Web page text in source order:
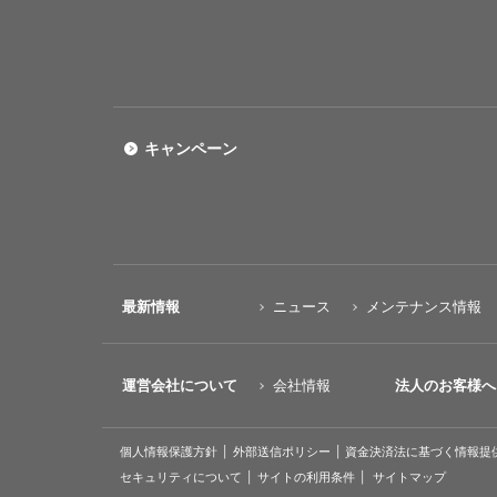
キャンペーン
最新情報 ニュース メンテナンス情報
運営会社について 会社情報 法人のお客様へ
個人情報保護方針 外部送信ポリシー 資金決済法に基づく情報提
セキュリティについて
サイトの利用条件 サイトマップ